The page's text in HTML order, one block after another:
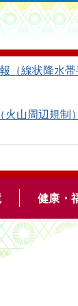
（線状降水帯
山周辺規制
健康・